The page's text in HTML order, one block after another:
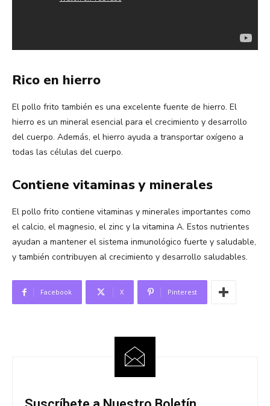
Rico en hierro
El pollo frito también es una excelente fuente de hierro. El
hierro es un mineral esencial para el crecimiento y desarrollo
del cuerpo. Además, el hierro ayuda a transportar oxígeno a
todas las células del cuerpo.
Contiene vitaminas y minerales
El pollo frito contiene vitaminas y minerales importantes como
el calcio, el magnesio, el zinc y la vitamina A. Estos nutrientes
ayudan a mantener el sistema inmunológico fuerte y saludable,
y también contribuyen al crecimiento y desarrollo saludables.
Facebook X Pinterest